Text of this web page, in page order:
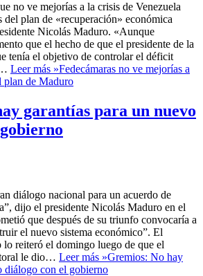
no ve mejorías a la crisis de Venezuela
del plan de «recuperación» económica
Nicolás Maduro. «Aunque
que el hecho de que el presidente de la
tenía el objetivo de controlar el déficit
Leer más »Fedecámaras no ve mejorías a
plan de Maduro
garantías para un nuevo
diálogo nacional para un acuerdo de
dijo el presidente Nicolás Maduro en el
que después de su triunfo convocaría a
el nuevo sistema económico”. El
reiteró el domingo luego de que el
le dio… Leer más »Gremios: No hay
diálogo con el gobierno